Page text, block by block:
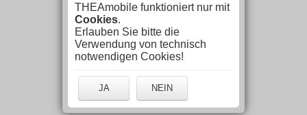
THEAmobile funktioniert nur mit
Cookies.
Erlauben Sie bitte die
Verwendung von technisch
notwendigen Cookies!
JA NEIN